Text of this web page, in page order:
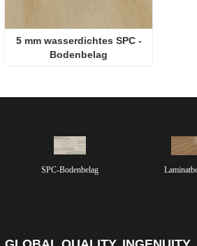
5 mm wasserdichtes SPC -
Bodenbelag
SPC-Bodenbelag